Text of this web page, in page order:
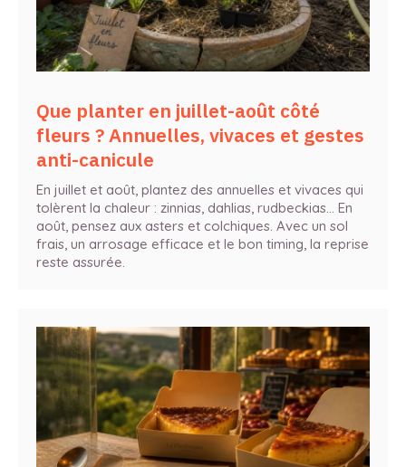
Que planter en juillet-août côté
fleurs ? Annuelles, vivaces et gestes
anti-canicule
En juillet et août, plantez des annuelles et vivaces qui
tolèrent la chaleur : zinnias, dahlias, rudbeckias… En
août, pensez aux asters et colchiques. Avec un sol
frais, un arrosage efficace et le bon timing, la reprise
reste assurée.